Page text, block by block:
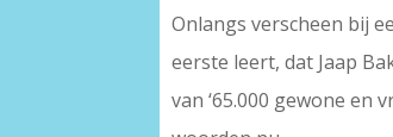
Onlangs verscheen bij
eerste leert, dat Jaap
van ‘65.000 gewone en